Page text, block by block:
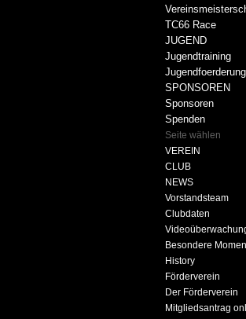
TC66 Race
JUGEND
Jugendtraining
Jugendfoerderung
SPONSOREN
Sponsoren
Spenden
Seite wählen
VEREIN
CLUB
NEWS
Vorstandsteam
Clubdaten
Besondere
History
Förderverein
Der Förderverein
Mitgliedsantrag